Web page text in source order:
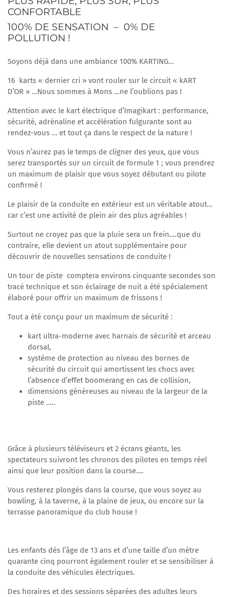
CONFORTABLE
100% DE SENSATION – 0% DE
POLLUTION !
Soyons déjà dans une ambiance 100% KARTING…
16 karts « dernier cri » vont rouler sur le circuit « kART
D’OR » …Nous sommes à Mons …ne l’oublions pas !
Attention avec le kart électrique d’Imagikart : performance,
sécurité, adrénaline et accélération fulgurante sont au
rendez-vous … et tout ça dans le respect de la nature !
Vous n’aurez pas le temps de cligner des yeux, que vous
serez transportés sur un circuit de formule 1 ; vous prendrez
un maximum de plaisir que vous soyez débutant ou pilote
confirmé !
Le plaisir de la conduite en extérieur est un véritable atout…
car c’est une activité de plein air des plus agréables !
Surtout ne croyez pas que la pluie sera un frein….que du
contraire, elle devient un atout supplémentaire pour
découvrir de nouvelles sensations de conduite !
Un tour de piste comptera environs cinquante secondes son
tracé technique et son éclairage de nuit a été spécialement
élaboré pour offrir un maximum de frissons !
Tout a été conçu pour un maximum de sécurité :
kart ultra-moderne avec harnais de sécurité et arceau
dorsal,
système de protection au niveau des bornes de
sécurité du circuit qui amortissent les chocs avec
l’absence d’effet boomerang en cas de collision,
dimensions généreuses au niveau de la largeur de la
piste …..
Grâce à plusieurs téléviseurs et 2 écrans géants, les
spectateurs suivront les chronos des pilotes en temps réel
ainsi que leur position dans la course….
Vous resterez plongés dans la course, que vous soyez au
bowling, à la taverne, à la plaine de jeux, ou encore sur la
terrasse panoramique du club house !
Les enfants dès l’âge de 13 ans et d’une taille d’un mètre
quarante cinq pourront également rouler et se sensibiliser à
la conduite des véhicules électriques.
Des horaires et des sessions séparées des adultes leurs